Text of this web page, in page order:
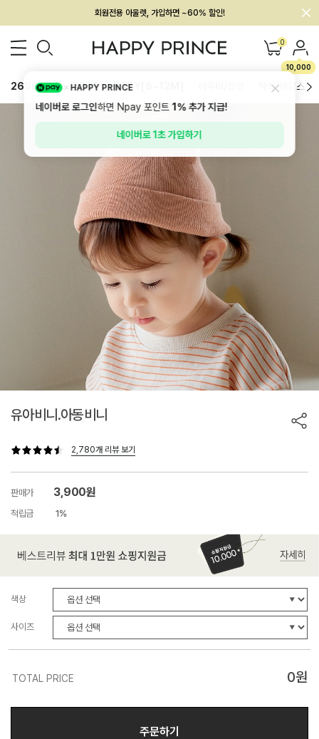
회원전용 아울렛, 가입하면 ~60% 할인!
멤버십 최대 28,000원 혜택 0
10,000
26SS 신상 BEST BABY[6~12M] 하의/레깅스
유아비니.아동비니
2,780개 리뷰 보기
판매가 3,900원
적립금 1%
색상
사이즈
TOTAL PRICE 0원
주문하기
HAPPY PRINCE
네이버로 로그인하면 Npay 포인트1%추가 지급!
네이버로 1초 가입하기